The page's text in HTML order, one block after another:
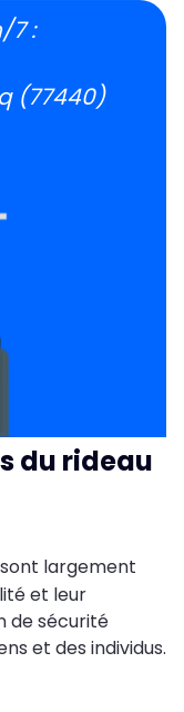
7 :
(77440)
du rideau
sont largement
et leur
de sécurité
et des individus.